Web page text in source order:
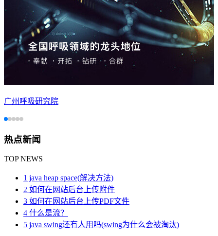
广州呼吸研究院
热点新闻
TOP NEWS
1 java heap space(解决方法)
2 如何在网站后台上传附件
3 如何在网站后台上传PDF文件
4 什么是流？
5 java swing还有人用吗(swing为什么会被淘汰)